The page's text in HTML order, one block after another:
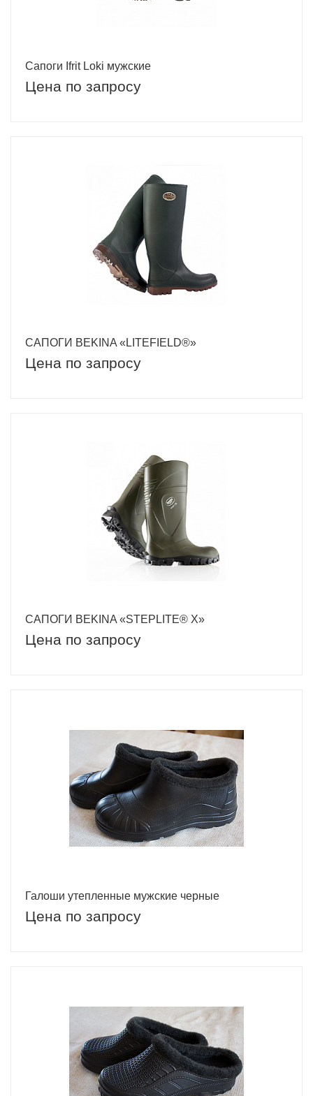
Сапоги Ifrit Loki мужские
Цена по запросу
САПОГИ BEKINA «LITEFIELD®»
Цена по запросу
САПОГИ BEKINA «STEPLITE® X»
Цена по запросу
Галоши утепленные мужские черные
Цена по запросу